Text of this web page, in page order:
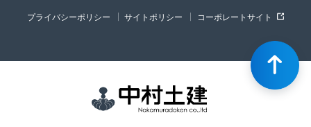
プライバシーポリシー サイトポリシー コーポレートサイト